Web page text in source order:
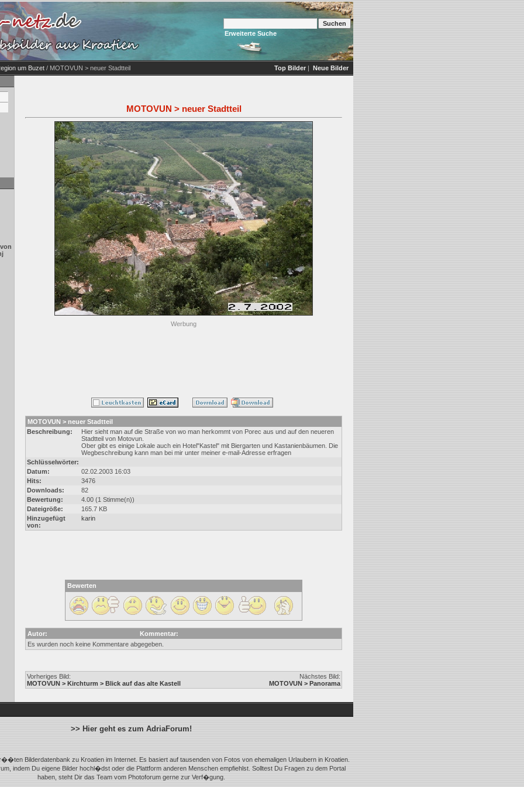
Erweiterte Suche
um Buzet / MOTOVUN > neuer Stadtteil Top Bilder | Neue Bilder
MOTOVUN > neuer Stadtteil
Werbung
MOTOVUN > neuer Stadtteil
Beschreibung:
Hier sieht man auf die Straße von wo man herkommt von Porec aus und auf den neueren
Stadtteil von Motovun.
Ober gibt es einige Lokale auch ein Hotel"Kastel" mit Biergarten und Kastanienbäumen. Die
Wegbeschreibung kann man bei mir unter meiner e-mail-Adresse erfragen
Schlüsselwörter:
Datum:
02.02.2003 16:03
Hits:
3476
Downloads:
82
Bewertung:
4.00 (1 Stimme(n))
Dateigröße:
165.7 KB
Hinzugefügt
von:
karin
Bewerten
Autor:
Kommentar:
Es wurden noch keine Kommentare abgegeben.
Vorheriges Bild:
MOTOVUN > Kirchturm > Blick auf das alte Kastell
Nächstes Bild:
MOTOVUN > Panorama
>> Hier geht es zum AdriaForum!
Bilderdatenbank zu Kroatien im Internet. Es basiert auf tausenden von Fotos von ehemaligen Urlaubern in Kroatien.
indem Du eigene Bilder hochl�dst oder die Plattform anderen Menschen empfiehlst. Solltest Du Fragen zu dem Portal
haben, steht Dir das Team vom Photoforum gerne zur Verf�gung.